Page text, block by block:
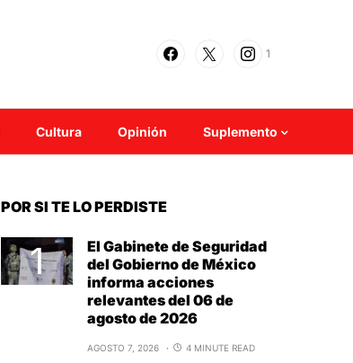
1
Cultura Opinión Suplemento
POR SI TE LO PERDISTE
El Gabinete de Seguridad
del Gobierno de México
informa acciones
relevantes del 06 de
agosto de 2026
AGOSTO 7, 2026 4 MINUTE READ